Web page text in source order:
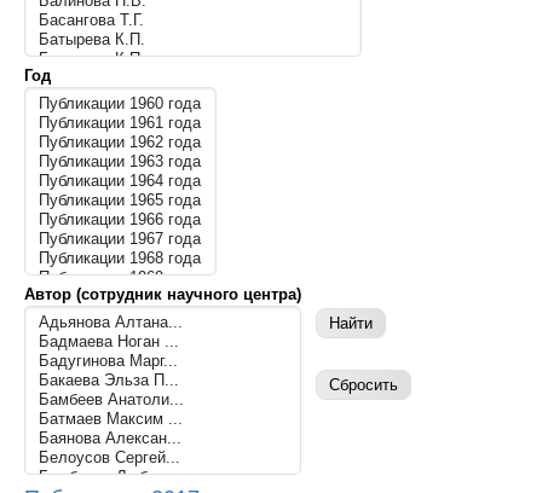
Год
Автор (сотрудник научного центра)